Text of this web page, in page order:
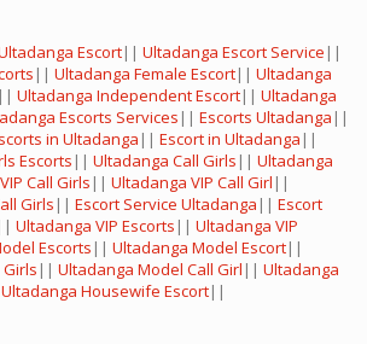
Escort|| Ultadanga Escort Service ||
|| Ultadanga Female Escort|| Ultadanga
|| Ultadanga Independent Escort|| Ultadanga
Escorts Services || Escorts Ultadanga ||
in Ultadanga || Escort in Ultadanga ||
Escorts || Ultadanga Call Girls || Ultadanga
Call Girls || Ultadanga VIP Call Girl ||
Girls || Escort Service Ultadanga || Escort
|| Ultadanga VIP Escorts || Ultadanga VIP
Escorts || Ultadanga Model Escort||
|| Ultadanga Model Call Girl || Ultadanga
Ultadanga Housewife Escort||